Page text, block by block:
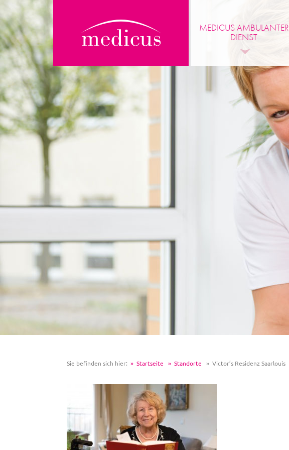
MEDICUS AMBULANTER
DIENST
Sie befinden sich hier: Startseite Standorte Victor’s Residenz Saarlouis